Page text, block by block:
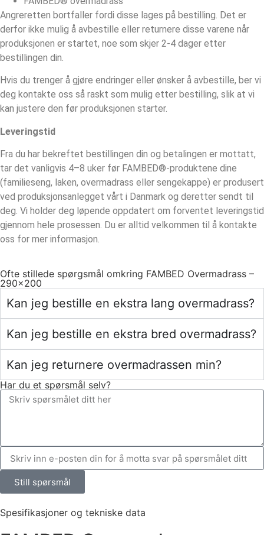
Angreretten bortfaller fordi disse lages på bestilling. Det er
derfor ikke mulig å avbestille eller returnere disse varene når
produksjonen er startet, noe som skjer 2-4 dager etter
bestillingen din.
Hvis du trenger å gjøre endringer eller ønsker å avbestille, ber vi
deg kontakte oss så raskt som mulig etter bestilling, slik at vi
kan justere den før produksjonen starter.
Leveringstid
Fra du har bekreftet bestillingen din og betalingen er mottatt,
tar det vanligvis 4–8 uker før FAMBED®-produktene dine
(familieseng, laken, overmadrass eller sengekappe) er produsert
ved produksjonsanlegget vårt i Danmark og deretter sendt til
deg. Vi holder deg løpende oppdatert om forventet leveringstid
gjennom hele prosessen. Du er alltid velkommen til å kontakte
oss for mer informasjon.
Ofte stillede spørgsmål omkring FAMBED Overmadrass –
290×200
Kan jeg bestille en ekstra lang overmadrass?
Kan jeg bestille en ekstra bred overmadrass?
Kan jeg returnere overmadrassen min?
Har du et spørsmål selv?
Still spørsmål
Spesifikasjoner og tekniske data